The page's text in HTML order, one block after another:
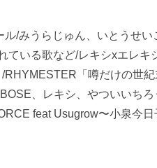
/みうらじゅん、いとうせ
いる歌など/レキシxエレ
「噂だけの世
、レキシ、やついいち
feat Usugrow〜小泉